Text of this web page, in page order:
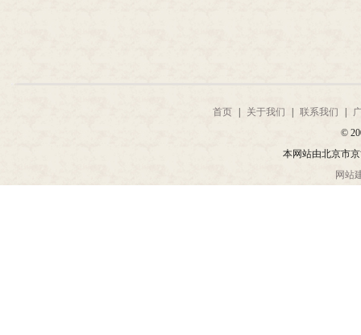
首页 关于我们 联系我们
©
本网站由北京市
网站